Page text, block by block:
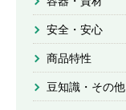
安全・安心
商品特性
豆知識・その他